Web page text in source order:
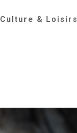
Culture & Loisirs